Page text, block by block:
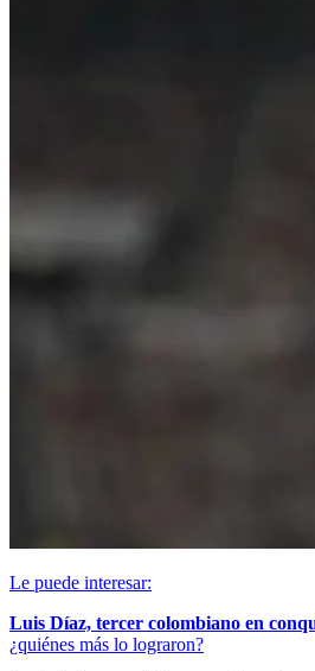
Le puede interesar:
Luis Díaz, tercer colombiano en
¿quiénes más lo lograron?